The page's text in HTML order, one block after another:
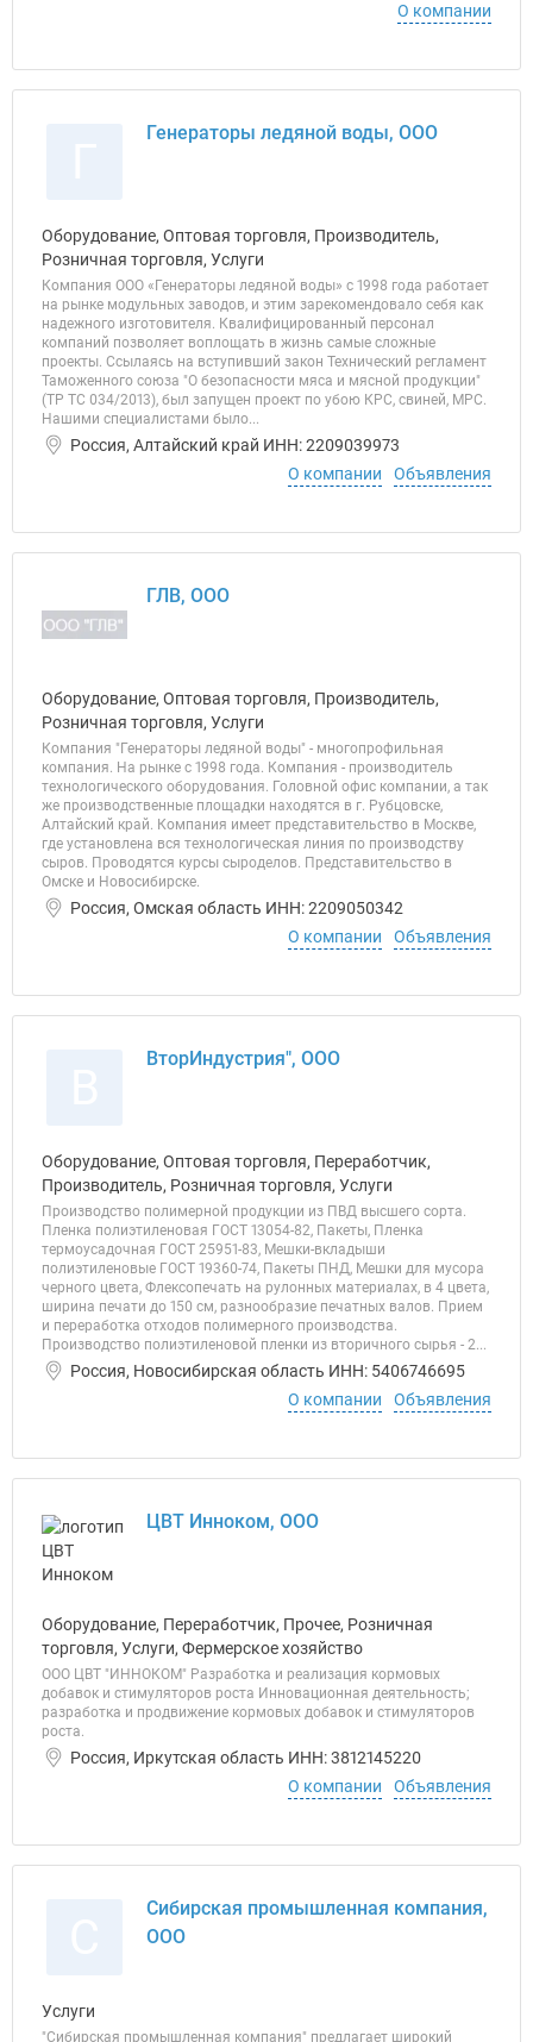
О компании
Генераторы ледяной воды, ООО
Оборудование, Оптовая торговля, Производитель,
Розничная торговля, Услуги
Компания ООО «Генераторы ледяной воды» с 1998 года работает
на рынке модульных заводов, и этим зарекомендовало себя как
надежного изготовителя. Квалифицированный персонал
компаний позволяет воплощать в жизнь самые сложные
проекты. Ссылаясь на вступивший закон Технический регламент
Таможенного союза "О безопасности мяса и мясной продукции"
(ТР ТС 034/2013), был запущен проект по убою КРС, свиней, МРС.
Нашими специалистами было...
Россия, Алтайский край ИНН: 2209039973
О компании
Объявления
ГЛВ, ООО
Оборудование, Оптовая торговля, Производитель,
Розничная торговля, Услуги
Компания "Генераторы ледяной воды" - многопрофильная
компания. На рынке с 1998 года. Компания - производитель
технологического оборудования. Головной офис компании, а так
же производственные площадки находятся в г. Рубцовске,
Алтайский край. Компания имеет представительство в Москве,
где установлена вся технологическая линия по производству
сыров. Проводятся курсы сыроделов. Представительство в
Омске и Новосибирске.
Россия, Омская область ИНН: 2209050342
О компании
Объявления
ВторИндустрия", ООО
Оборудование, Оптовая торговля, Переработчик,
Производитель, Розничная торговля, Услуги
Производство полимерной продукции из ПВД высшего сорта.
Пленка полиэтиленовая ГОСТ 13054-82, Пакеты, Пленка
термоусадочная ГОСТ 25951-83, Мешки-вкладыши
полиэтиленовые ГОСТ 19360-74, Пакеты ПНД, Мешки для мусора
черного цвета, Флексопечать на рулонных материалах, в 4 цвета,
ширина печати до 150 см, разнообразие печатных валов. Прием
и переработка отходов полимерного производства.
Производство полиэтиленовой пленки из вторичного сырья - 2...
Россия, Новосибирская область ИНН: 5406746695
О компании
Объявления
ЦВТ Инноком, ООО
Оборудование, Переработчик, Прочее, Розничная
торговля, Услуги, Фермерское хозяйство
ООО ЦВТ "ИННОКОМ" Разработка и реализация кормовых
добавок и стимуляторов роста Инновационная деятельность;
разработка и продвижение кормовых добавок и стимуляторов
роста.
Россия, Иркутская область ИНН: 3812145220
О компании
Объявления
Сибирская промышленная компания,
ООО
Услуги
"Сибирская промышленная компания" предлагает широкий